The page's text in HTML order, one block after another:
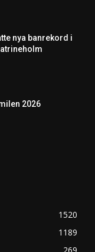
nya banrekord i
2026
1520
1189